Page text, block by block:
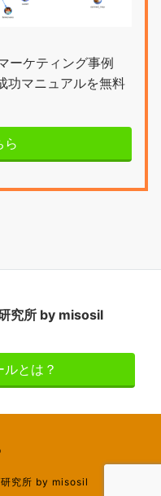
ーケティング事例
功マニュアルを無料
ら
究所 by misosil
とは？
究所 by misosil